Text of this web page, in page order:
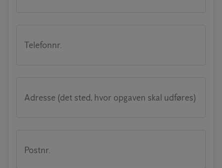
Telefonnr.
Adresse (det sted, hvor opgaven skal udføres)
Postnr.